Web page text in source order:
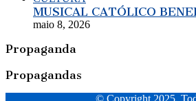
MUSICAL CATÓLICO
maio 8, 2026
Propaganda
Propagandas
© Copyright 2025,